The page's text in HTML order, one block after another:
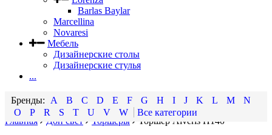
Barlas Baylar
Marcellina
Novaresi
Мебель
Дизайнерские столы
Дизайнерские стулья
...
A B C D E F G H I J K L M
N
O
P R S T U V W
Все категории
Главная
Доп свет Торшеры Торшер Alveris H140